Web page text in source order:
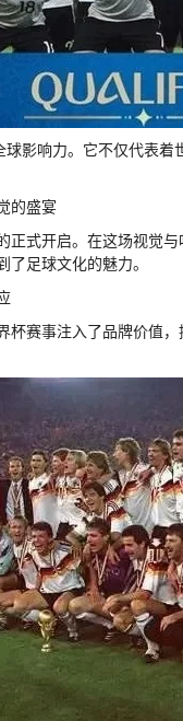
球影响力。它不仅代表
的盛宴
正式开启。在这场视觉
足球文化的魅力。
杯赛事注入了品牌价值